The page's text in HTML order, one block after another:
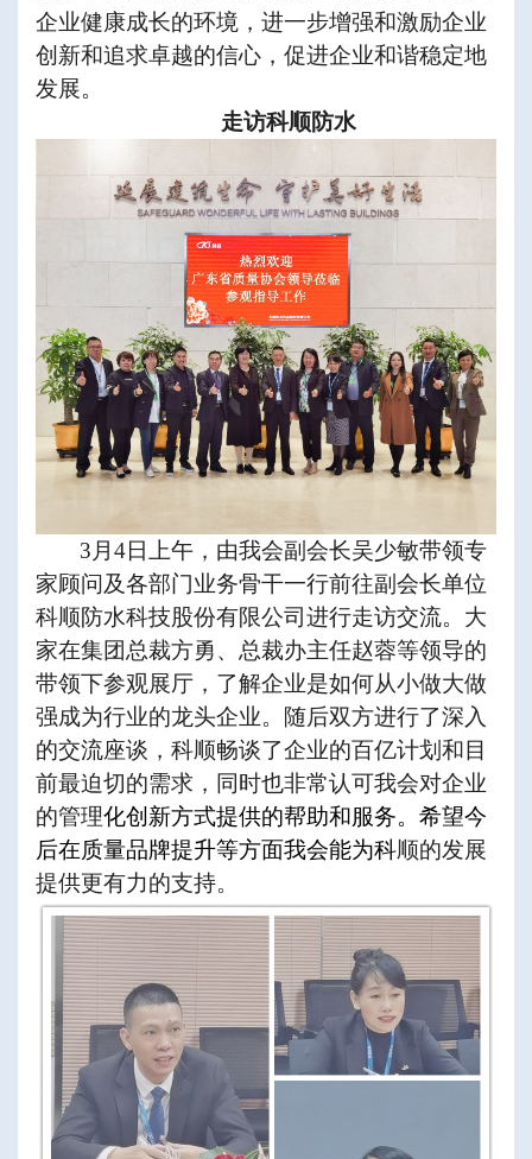
企业健康成长的环境，进一步增强和激励企业
创新和追求卓越的信心，促进企业和谐稳定地
发展。
走访科顺防水
3 月4日上午，由我会副会长吴少敏带领专
家顾问及各部门业务骨干一行前往副会长单位
科顺防水科技股份有限公司进行走访交流。大
家在集团总裁方勇、总裁办主任赵蓉等领导的
带领下参观展厅，了解企业是如何从小做大做
强成为行业的龙头企业。随后双方进行了深入
的交流座谈，科顺畅谈了企业的百亿计划和目
前最迫切的需求，同时也非常认可我会对企业
的管理化创新方式提供的帮助和服务。希望今
后在质量品牌提升等方面我会能为科顺的发展
提供更有力的支持。